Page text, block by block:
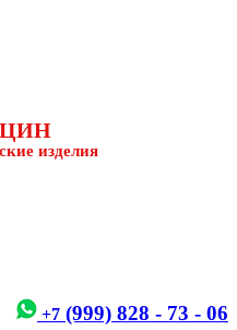
ЦИН
изделия
+7 (999) 828 - 73 - 06